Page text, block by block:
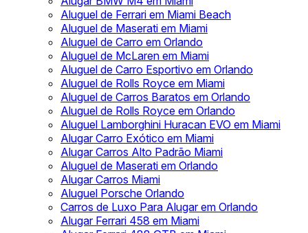
Aluguel de Ferrari em Miami Beach
Aluguel de Maserati em Miami
Aluguel de Carro em Orlando
Aluguel de McLaren em Miami
Aluguel de Carro Esportivo em Orlando
Aluguel de Rolls Royce em Miami
Aluguel de Carros Baratos em Orlando
Aluguel de Rolls Royce em Orlando
Aluguel Lamborghini Huracan EVO em Miami
Alugar Carro Exótico em Miami
Alugar Carros Alto Padrão Miami
Aluguel de Maserati em Orlando
Alugar Carros Miami
Aluguel Porsche Orlando
Carros de Luxo Para Alugar em Orlando
Alugar Ferrari 458 em Miami